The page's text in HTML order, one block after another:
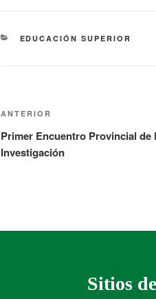
EDUCACIÓN SUPERIOR
ANTERIOR
Primer Encuentro Provincial de
Investigación
Sitios